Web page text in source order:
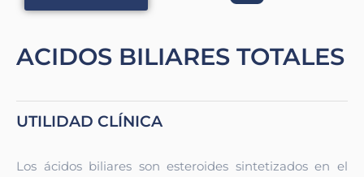
ACIDOS BILIARES TOTALES
UTILIDAD CLÍNICA
Los ácidos biliares son esteroides sintetizados en el